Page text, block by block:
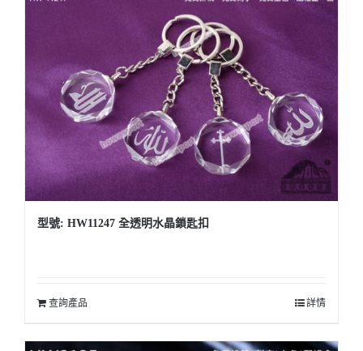
型號: HW11247 全透明水晶鎖匙扣
查詢產品 詳情